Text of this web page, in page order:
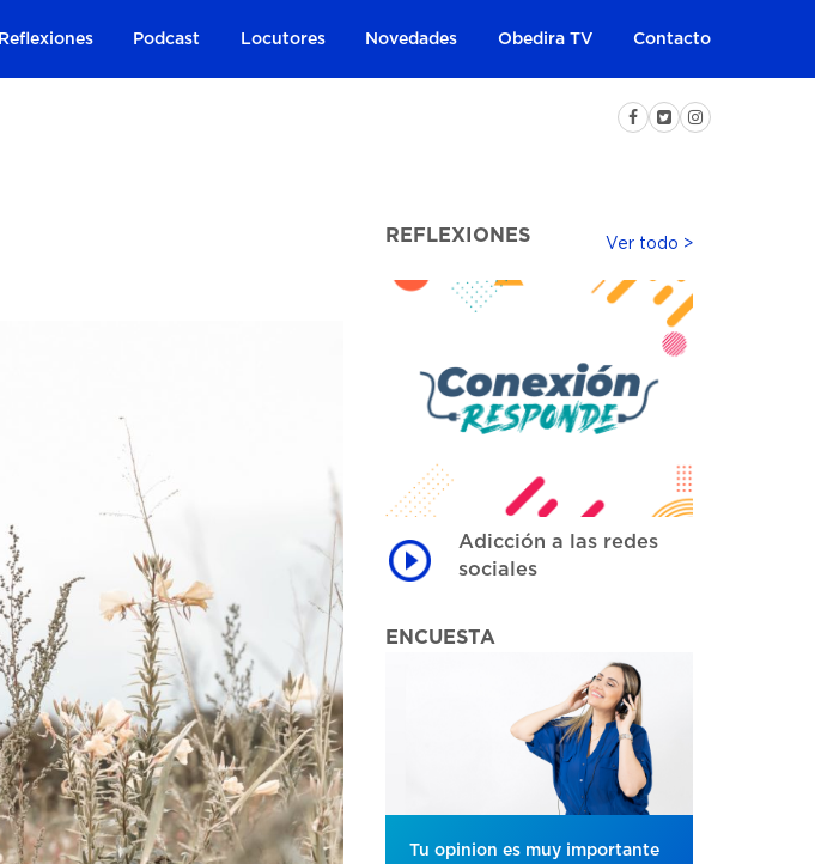
Reflexiones Podcast Locutores Novedades Obedira TV Contacto
REFLEXIONES Ver todo >
Adicción a las redes
sociales
ENCUESTA
Tu opinion es muy importante